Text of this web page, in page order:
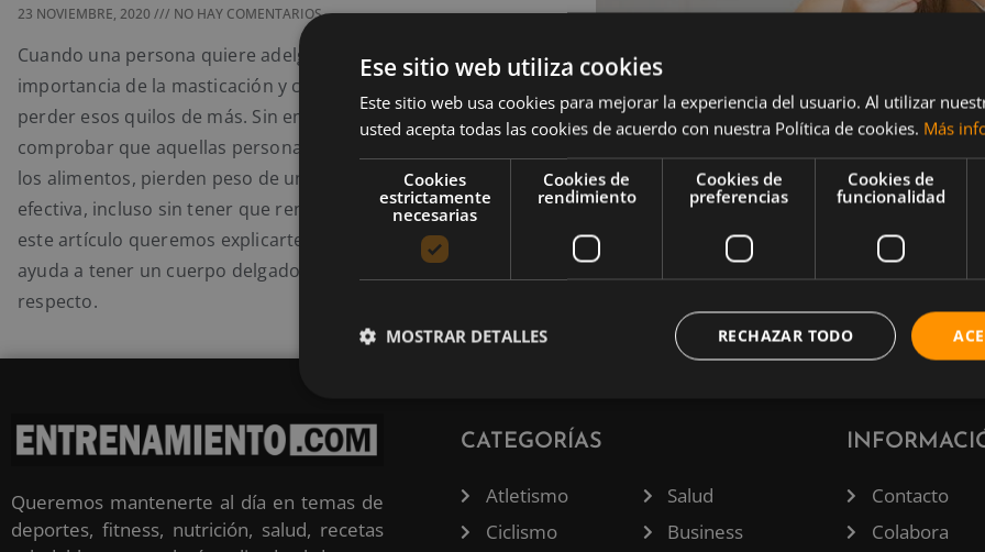
23 NOVIEMBRE, 2020 NO HAY COMENTARIOS
Cuando una persona quiere adelgazar, poco se habla de la
importancia de la masticación y cómo puede esta ayudar a
perder esos quilos de más. Sin embargo, se ha podido
comprobar que aquellas personas que mastican correctamente
los alimentos, pierden peso de una forma mucho más rápida y
efectiva, incluso sin tener que renunciar a muchos alimentos. En
este artículo queremos explicarte cómo una mandíbula fuerte te
ayuda a tener un cuerpo delgado y todo lo que debes conocer al
respecto.
Queremos mantenerte al día en temas de
deportes, fitness, nutrición, salud, recetas
CATEGORÍAS
Atletismo
Ciclismo
Salud
Business
Contacto
Colabora
Ese sitio web utiliza cookies
Este sitio web usa cookies para mejorar la experiencia del usuario. Al utilizar
usted acepta todas las cookies de acuerdo con nuestra Política de cookies. Más
Cookies
estrictamente
necesarias
Cookies de
rendimiento
Cookies de
preferencias
Cookies de
funcionalidad
RECHAZAR TODO
MOSTRAR DETALLES